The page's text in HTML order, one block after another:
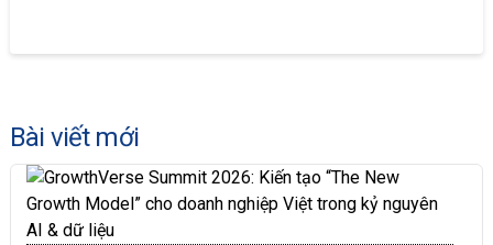
Bài viết mới